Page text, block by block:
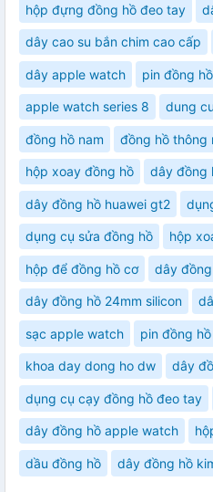
hộp đựng đồng hồ đeo tay
dây cao su bắn chim cao cấp
dây apple watch pin đồng
apple watch series 8 dung
đồng hồ nam đồng hồ thông
hộp xoay đồng hồ dây đồng
dây đồng hồ huawei gt2
dụng cụ sửa đồng hồ hộp
hộp để đồng hồ cơ dây
dây đồng hồ 24mm silicon
sạc apple watch pin đồng
khoa day dong ho dw dây
dụng cụ cạy đồng hồ đeo tay
dây đồng hồ apple watch
dầu đồng hồ dây đồng hồ